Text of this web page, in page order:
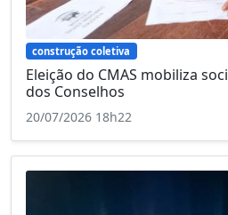
construção coletiva
Eleição do CMAS mobiliza
dos Conselhos
20/07/2026 18h22